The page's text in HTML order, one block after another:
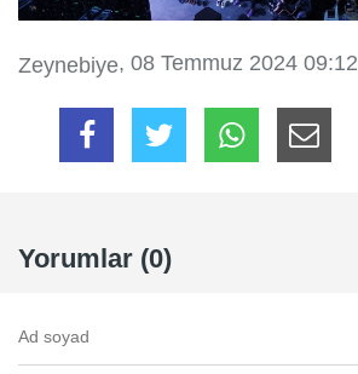
Zeynebiye, 08 Temmuz 2024 09:12
Yorumlar (0)